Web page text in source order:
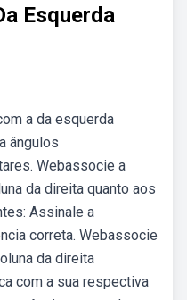
Esquerda
a da esquerda
ângulos
Webassocie a
da direita quanto aos
Assinale a
correta. Webassocie
da direita
com a sua respectiva